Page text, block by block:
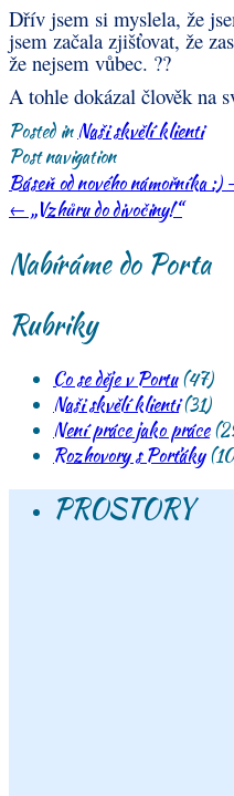
Dřív jsem si myslela, že
jsem začala zjišťovat, že
že nejsem vůbec. ??
A tohle dokázal člověk na
Posted inNaši skvělí klienti
Post navigation
Báseň od nového námořníka :)
← „Vzhůru do divočiny!“
Nabíráme do Porta
Rubriky
Co se děje v Portu(47)
Naši skvělí klienti(31)
Není práce jako práce
Rozhovory s Porťáky
PROSTORY